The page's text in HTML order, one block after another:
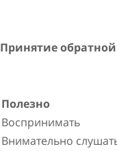
Принятие обратной
Полезно
Воспринимать
Внимательно